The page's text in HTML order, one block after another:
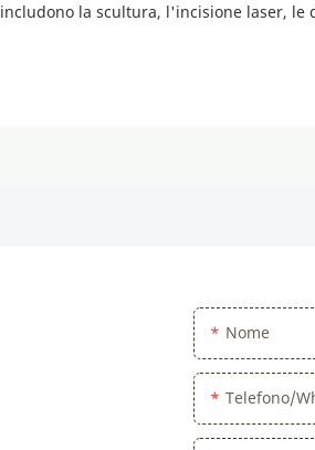
la scultura, l'incisione laser,
Nome
Telefono/